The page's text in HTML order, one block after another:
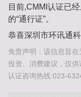
目前,CMMI认证已
的“通行证”。
恭喜深圳市环讯通
免责声明：该信息旨
投资、消费建议，仅
认证咨询热线:023-